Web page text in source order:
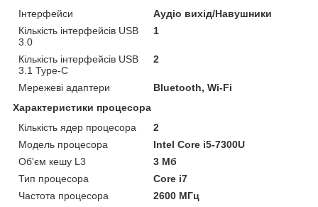
Інтерфейси
Аудіо вихід/Навушники
Кількість інтерфейсів USB
3.0
1
Кількість інтерфейсів USB
3.1 Type-C
2
Мережеві адаптери
Bluetooth, Wi-Fi
Характеристики процесора
Кількість ядер процесора
2
Модель процесора
Intel Core i5-7300U
Об'єм кешу L3
3 Мб
Тип процесора
Core i7
Частота процесора
2600 МГц